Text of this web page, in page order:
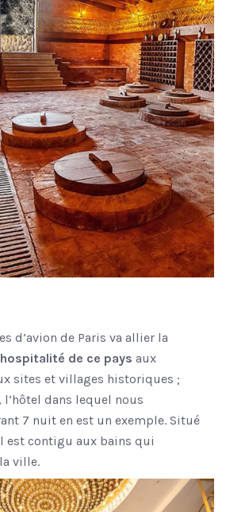
d’avion de Paris va allier la
de ce pays aux
sites et villages historiques ;
l’hôtel dans lequel nous
7 nuit en est un exemple. Situé
est contigu aux bains qui
ville.